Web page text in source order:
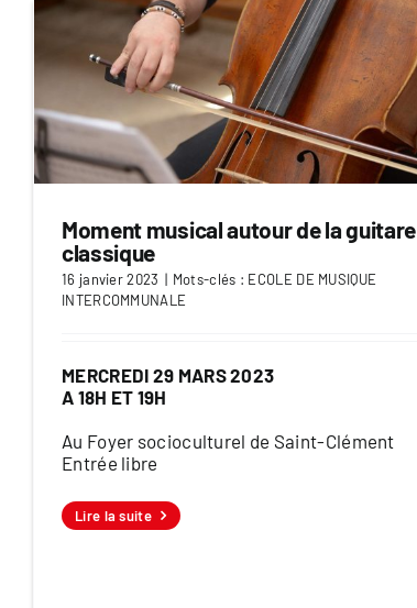
Moment musical autour de la guitare
classique
16 janvier 2023 | Mots-clés : ECOLE DE MUSIQUE
INTERCOMMUNALE
MERCREDI 29 MARS 2023
A 18H ET 19H
Au Foyer socioculturel de Saint-Clément
Entrée libre
Lire la suite